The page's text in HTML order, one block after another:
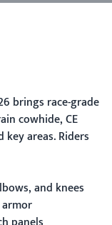
brings race-grade
cowhide, CE
areas. Riders
and knees